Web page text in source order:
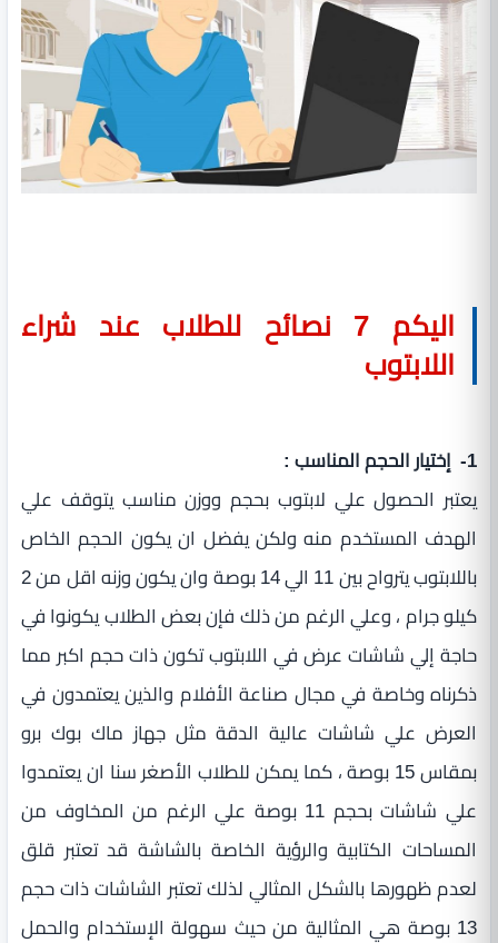
اليكم 7 نصائح للطلاب عند شراء
اللابتوب
1- إختيار الحجم المناسب :
يعتبر الحصول علي لابتوب بحجم ووزن مناسب يتوقف علي
الهدف المستخدم منه ولكن يفضل ان يكون الحجم الخاص
باللابتوب يترواح بين 11 الي 14 بوصة وان يكون وزنه اقل من 2
كيلو جرام ، وعلي الرغم من ذلك فإن بعض الطلاب يكونوا في
حاجة إلي شاشات عرض في اللابتوب تكون ذات حجم اكبر مما
ذكرناه وخاصة في مجال صناعة الأفلام والذين يعتمدون في
العرض علي شاشات عالية الدقة مثل جهاز ماك بوك برو
بمقاس 15 بوصة ، كما يمكن للطلاب الأصغر سنا ان يعتمدوا
علي شاشات بحجم 11 بوصة علي الرغم من المخاوف من
المساحات الكتابية والرؤية الخاصة بالشاشة قد تعتبر قلق
لعدم ظهورها بالشكل المثالي لذلك تعتبر الشاشات ذات حجم
13 بوصة هي المثالية من حيث سهولة الإستخدام والحمل